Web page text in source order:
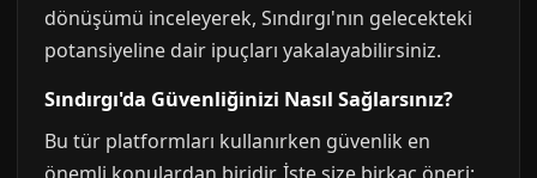
dönüşümü inceleyerek, Sındırgı'nın gelecekteki
potansiyeline dair ipuçları yakalayabilirsiniz.
Sındırgı'da Güvenliğinizi Nasıl Sağlarsınız?
Bu tür platformları kullanırken güvenlik en